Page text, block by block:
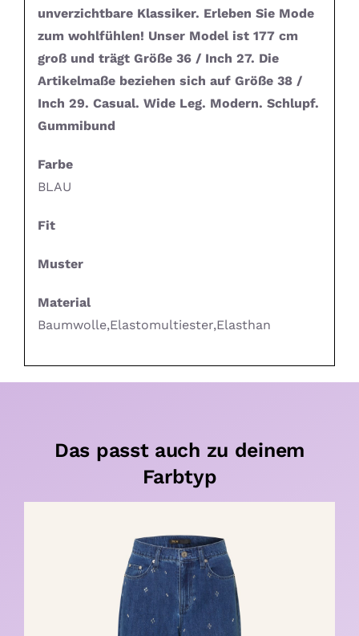
unverzichtbare Klassiker. Erleben Sie Mode
zum wohlfühlen! Unser Model ist 177 cm
groß und trägt Größe 36 / Inch 27. Die
Artikelmaße beziehen sich auf Größe 38 /
Inch 29. Casual. Wide Leg. Modern. Schlupf.
Gummibund
Farbe
BLAU
Fit
Muster
Material
Baumwolle,Elastomultiester,Elasthan
Das passt auch zu deinem
Farbtyp